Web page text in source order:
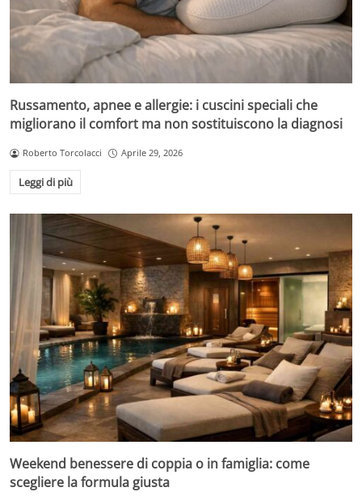
Russamento, apnee e allergie: i cuscini speciali che
migliorano il comfort ma non sostituiscono la diagnosi
Roberto Torcolacci Aprile 29, 2026
Leggi di più
Weekend benessere di coppia o in famiglia: come
scegliere la formula giusta